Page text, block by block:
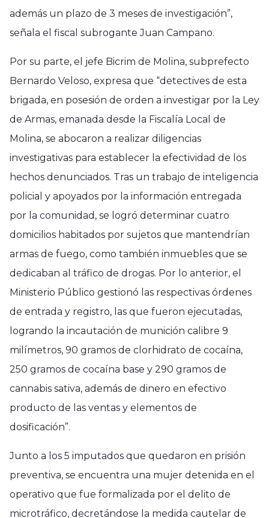
además un plazo de 3 meses de investigación”,
señala el fiscal subrogante Juan Campano.
Por su parte, el jefe Bicrim de Molina, subprefecto
Bernardo Veloso, expresa que “detectives de esta
brigada, en posesión de orden a investigar por la Ley
de Armas, emanada desde la Fiscalía Local de
Molina, se abocaron a realizar diligencias
investigativas para establecer la efectividad de los
hechos denunciados. Tras un trabajo de inteligencia
policial y apoyados por la información entregada
por la comunidad, se logró determinar cuatro
domicilios habitados por sujetos que mantendrían
armas de fuego, como también inmuebles que se
dedicaban al tráfico de drogas. Por lo anterior, el
Ministerio Público gestionó las respectivas órdenes
de entrada y registro, las que fueron ejecutadas,
logrando la incautación de munición calibre 9
milímetros, 90 gramos de clorhidrato de cocaína,
250 gramos de cocaína base y 290 gramos de
cannabis sativa, además de dinero en efectivo
producto de las ventas y elementos de
dosificación”.
Junto a los 5 imputados que quedaron en prisión
preventiva, se encuentra una mujer detenida en el
operativo que fue formalizada por el delito de
microtráfico, decretándose la medida cautelar de
Región del Maule
Región del Maule